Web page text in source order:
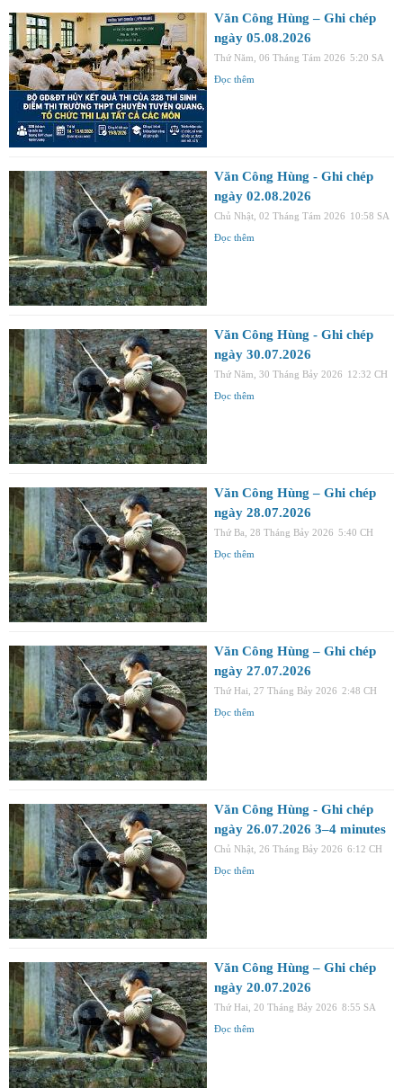
Văn Công Hùng – Ghi chép
ngày 05.08.2026
Thứ Năm, 06 Tháng Tám 2026 5:20 SA
Đọc thêm
Văn Công Hùng - Ghi chép
ngày 02.08.2026
Chủ Nhật, 02 Tháng Tám 2026 10:58 SA
Đọc thêm
Văn Công Hùng - Ghi chép
ngày 30.07.2026
Thứ Năm, 30 Tháng Bảy 2026 12:32 CH
Đọc thêm
Văn Công Hùng – Ghi chép
ngày 28.07.2026
Thứ Ba, 28 Tháng Bảy 2026 5:40 CH
Đọc thêm
Văn Công Hùng – Ghi chép
ngày 27.07.2026
Thứ Hai, 27 Tháng Bảy 2026 2:48 CH
Đọc thêm
Văn Công Hùng - Ghi chép
ngày 26.07.2026 3–4 minutes
Chủ Nhật, 26 Tháng Bảy 2026 6:12 CH
Đọc thêm
Văn Công Hùng – Ghi chép
ngày 20.07.2026
Thứ Hai, 20 Tháng Bảy 2026 8:55 SA
Đọc thêm